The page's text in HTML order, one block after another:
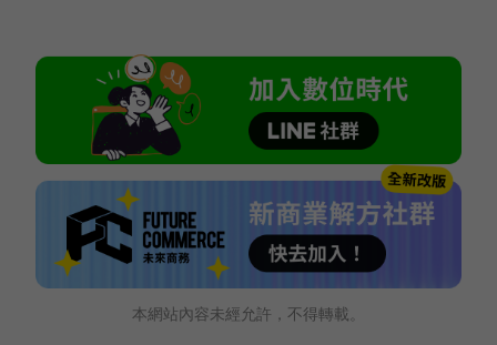
本網站內容未經允許，不得轉載。